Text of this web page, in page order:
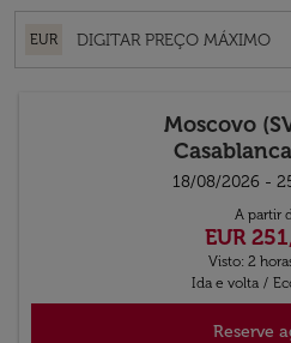
EUR
Moscovo
18/08/2026 -
A partir
EUR
Visto: 2
Ida e volta /
Reserve